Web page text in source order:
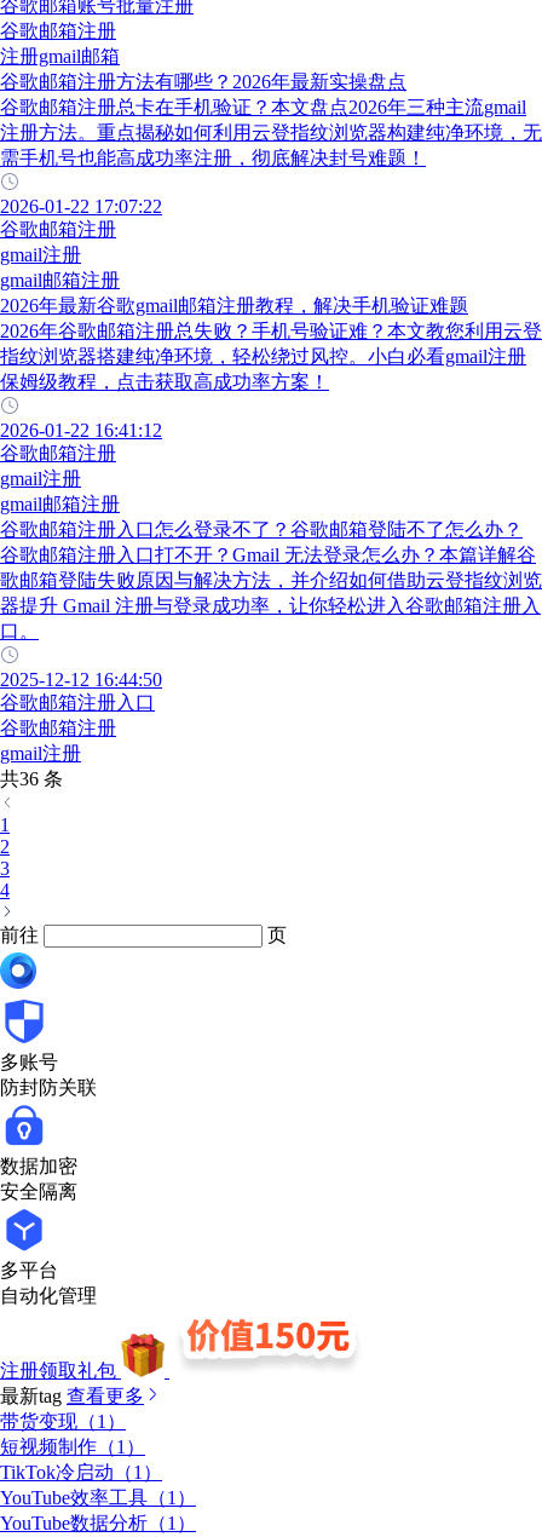
谷歌邮箱账号批量注册
谷歌邮箱注册
注册gmail邮箱
谷歌邮箱注册方法有哪些？2026年最新实操盘点
谷歌邮箱注册总卡在手机验证？本文盘点2026年三种主流gmail
注册方法。重点揭秘如何利用云登指纹浏览器构建纯净环境，无
需手机号也能高成功率注册，彻底解决封号难题！
2026-01-22 17:07:22
谷歌邮箱注册
gmail注册
gmail邮箱注册
2026年最新谷歌gmail邮箱注册教程，解决手机验证难题
2026年谷歌邮箱注册总失败？手机号验证难？本文教您利用云登
指纹浏览器搭建纯净环境，轻松绕过风控。小白必看gmail注册
保姆级教程，点击获取高成功率方案！
2026-01-22 16:41:12
谷歌邮箱注册
gmail注册
gmail邮箱注册
谷歌邮箱注册入口怎么登录不了？谷歌邮箱登陆不了怎么办？
谷歌邮箱注册入口打不开？Gmail 无法登录怎么办？本篇详解谷
歌邮箱登陆失败原因与解决方法，并介绍如何借助云登指纹浏览
器提升 Gmail 注册与登录成功率，让你轻松进入谷歌邮箱注册入
口。
2025-12-12 16:44:50
谷歌邮箱注册入口
谷歌邮箱注册
gmail注册
共36 条
1
2
3
4
前往 页
多账号
防封防关联
数据加密
安全隔离
多平台
自动化管理
注册领取礼包
最新tag 查看更多
带货变现（1）
短视频制作（1）
TikTok冷启动（1）
YouTube效率工具（1）
YouTube数据分析（1）